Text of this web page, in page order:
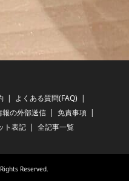
よくある質問(FAQ)
報の外部送信
免責事項
ト表記 全記事一覧
Rights Reserved.